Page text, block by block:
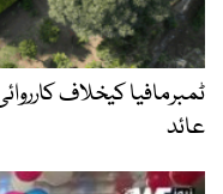
ٹمبرمافیا کیخلاف
عائد